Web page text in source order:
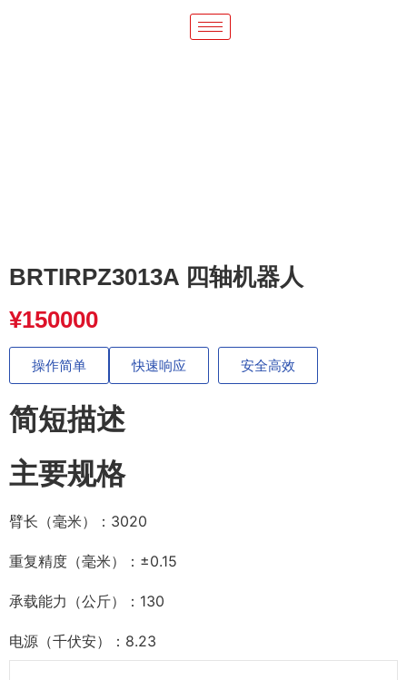
BRTIRPZ3013A 四轴机器人
¥150000
操作简单 快速响应 安全高效
简短描述
主要规格
臂长（毫米）：3020
重复精度（毫米）：±0.15
承载能力（公斤）：130
电源（千伏安）：8.23